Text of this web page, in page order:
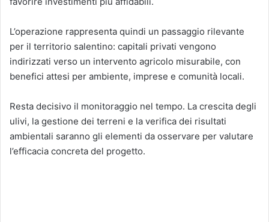
L’operazione rappresenta quindi un passaggio rilevante
per il territorio salentino: capitali privati vengono
indirizzati verso un intervento agricolo misurabile, con
benefici attesi per ambiente, imprese e comunità locali.
Resta decisivo il monitoraggio nel tempo. La crescita degli
ulivi, la gestione dei terreni e la verifica dei risultati
ambientali saranno gli elementi da osservare per valutare
l’efficacia concreta del progetto.